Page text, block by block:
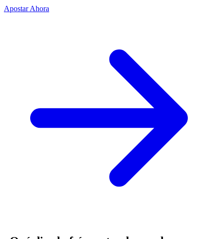
Apostar Ahora